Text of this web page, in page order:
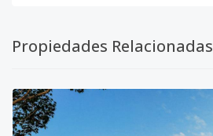
Propiedades Relacionadas